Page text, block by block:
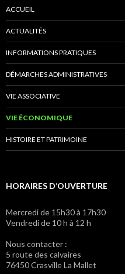
ACCUEIL
ACTUALITÉS
INFORMATIONS PRATIQUES
DÉMARCHES ADMINISTRATIVES
VIE ASSOCIATIVE
VIE ÉCONOMIQUE
HISTOIRE ET PATRIMOINE
HORAIRES D’OUVERTURE
Mercredi de 15h30 à 17h30
Vendredi de 10 h à 12 h
Nous contacter :
5 route des calvaires
76450 Crasville La Mallet